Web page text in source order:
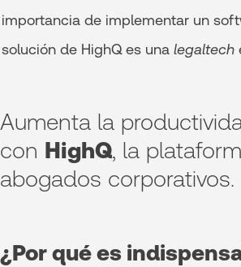
importancia de implementar un
solución de HighQ es una legaltech
Aumenta la
con HighQ, la
abogados corporativos.
¿Por qué es